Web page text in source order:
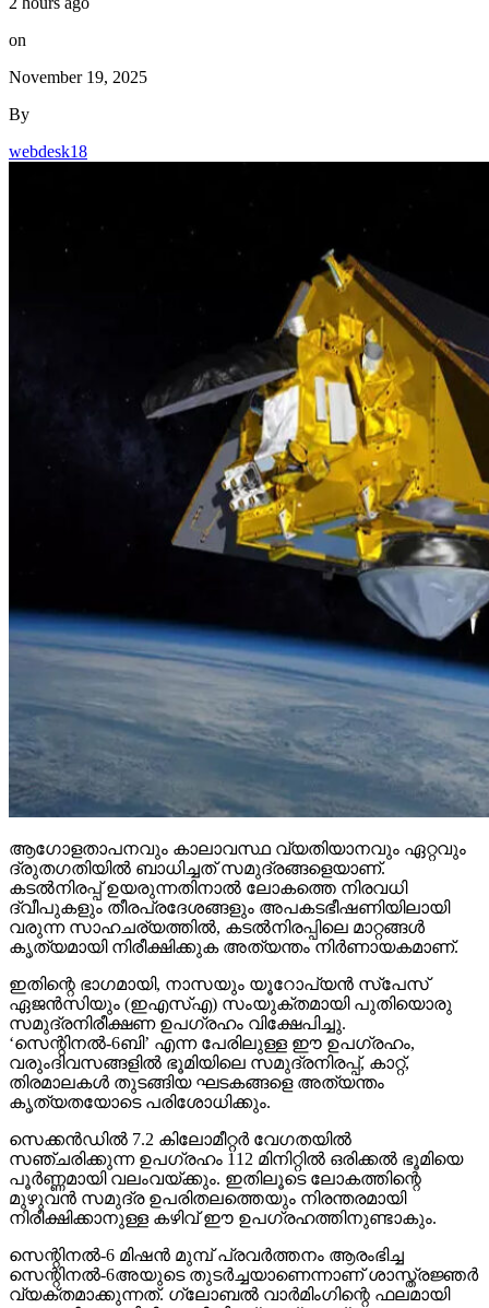
ആഗോളതാപനവും കാലാവസ്ഥ വ്യതിയാനവും ഏറ്റവും
ദ്രുതഗതിയില്‍ ബാധിച്ചത് സമുദ്രങ്ങളെയാണ്.
കടല്‍നിരപ്പ് ഉയരുന്നതിനാല്‍ ലോകത്തെ നിരവധി
ദ്വീപുകളും തീരപ്രദേശങ്ങളും അപകടഭീഷണിയിലായി
വരുന്ന സാഹചര്യത്തില്‍, കടല്‍നിരപ്പിലെ മാറ്റങ്ങള്‍
കൃത്യമായി നിരീക്ഷിക്കുക അത്യന്തം നിര്‍ണായകമാണ്.
ഇതിന്റെ ഭാഗമായി, നാസയും യൂറോപ്യന്‍ സ്പേസ്
ഏജന്‍സിയും (ഇഎസ്എ) സംയുക്തമായി പുതിയൊരു
സമുദ്രനിരീക്ഷണ ഉപഗ്രഹം വിക്ഷേപിച്ചു.
‘സെന്റിനല്‍-6ബി’ എന്ന പേരിലുള്ള ഈ ഉപഗ്രഹം,
വരുംദിവസങ്ങളില്‍ ഭൂമിയിലെ സമുദ്രനിരപ്പ്, കാറ്റ്,
തിരമാലകള്‍ തുടങ്ങിയ ഘടകങ്ങളെ അത്യന്തം
കൃത്യതയോടെ പരിശോധിക്കും.
സെക്കന്‍ഡില്‍ 7.2 കിലോമീറ്റര്‍ വേഗതയില്‍
സഞ്ചരിക്കുന്ന ഉപഗ്രഹം 112 മിനിറ്റില്‍ ഒരിക്കല്‍ ഭൂമിയെ
പൂര്‍ണ്ണമായി വലംവയ്ക്കും. ഇതിലൂടെ ലോകത്തിന്റെ
മുഴുവന്‍ സമുദ്ര ഉപരിതലത്തെയും നിരന്തരമായി
നിരീക്ഷിക്കാനുള്ള കഴിവ് ഈ ഉപഗ്രഹത്തിനുണ്ടാകും.
സെന്റിനല്‍-6 മിഷന്‍ മുമ്പ് പ്രവര്‍ത്തനം ആരംഭിച്ച
സെന്റിനല്‍-6അയുടെ തുടര്‍ച്ചയാണെന്നാണ് ശാസ്ത്രജ്ഞര്‍
വ്യക്തമാക്കുന്നത്. ഗ്ലോബല്‍ വാര്‍മിംഗിന്റെ ഫലമായി
വരും വര്‍ഷങ്ങളില്‍ കടല്‍നിരപ്പ് എത്രമാത്രം ഉയരാം,
അതിനുള്ള പ്രത്യാഘാതങ്ങള്‍ എന്തൊക്കെയായിരിക്കാം
എന്നിവ വിലയിരുത്തുന്നതിനുള്ള ഏറ്റവും
വിശ്വസനീയമായ ഉപകരണമാകും പുതിയ ഉപഗ്രഹം.
Continue Reading